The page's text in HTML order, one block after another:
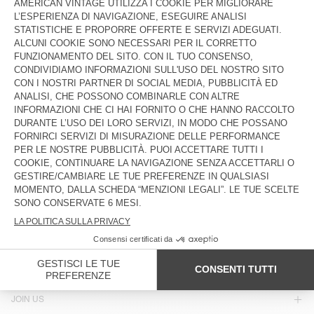
€ 65
€ 32,50
€ 55
€ 23,10
CAPPELLO MISTO ZIDIBAY
CAPPUCCIO BYMI
NON DISPONIBILE
BERRETTO MISTO EAST
NON DISPONIBILE
€ 50 € 35
CAPPUCCIO MISTO TYJI
NON DISPONIBILE
€ 75 € 37,50
PAESE/REGIONE : ITALIA
LINGUA :
JOIN US
NEWSLETTER